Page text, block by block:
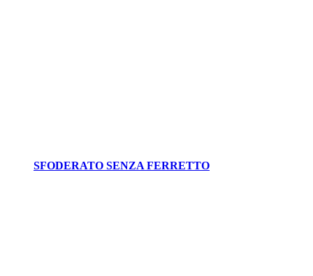
SFODERATO SENZA FERRETTO